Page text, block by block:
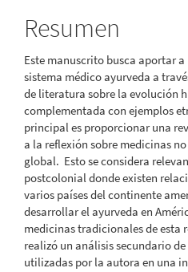
artículo
Resumen
Este manuscrito busca aportar
sistema médico ayurveda a
de literatura sobre la evolución
complementada con ejemplos
principal es proporcionar una
a la reflexión sobre medicinas
global. Esto se considera
postcolonial donde existen
varios países del continente
desarrollar el ayurveda en
medicinas tradicionales de esta
realizó un análisis secundario
utilizadas por la autora en una